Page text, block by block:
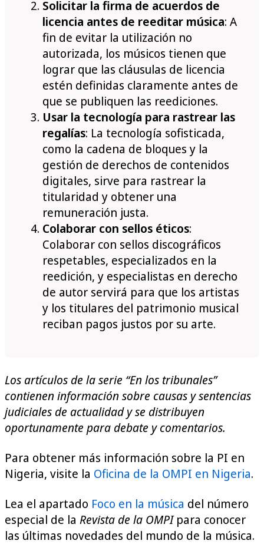
Solicitar la firma de acuerdos de
licencia antes de reeditar música: A
fin de evitar la utilización no
autorizada, los músicos tienen que
lograr que las cláusulas de licencia
estén definidas claramente antes de
que se publiquen las reediciones.
Usar la tecnología para rastrear las
regalías: La tecnología sofisticada,
como la cadena de bloques y la
gestión de derechos de contenidos
digitales, sirve para rastrear la
titularidad y obtener una
remuneración justa.
Colaborar con sellos éticos:
Colaborar con sellos discográficos
respetables, especializados en la
reedición, y especialistas en derecho
de autor servirá para que los artistas
y los titulares del patrimonio musical
reciban pagos justos por su arte.
Los artículos de la serie “En los tribunales”
contienen información sobre causas y sentencias
judiciales de actualidad y se distribuyen
oportunamente para debate y comentarios.
Para obtener más información sobre la PI en
Nigeria, visite la Oficina de la OMPI en Nigeria.
Lea el apartado Foco en la música del número
especial de la Revista de la OMPIpara conocer
las últimas novedades del mundo de la música.